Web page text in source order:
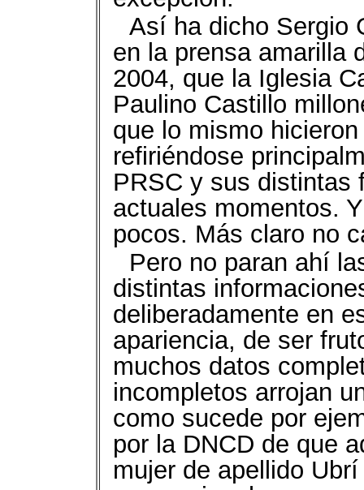
Así ha dicho Sergio
en la prensa amarilla
2004, que la Iglesia
Paulino Castillo
que lo mismo
refiriéndose
PRSC y sus distintas
actuales momentos.
pocos. Más claro no
Pero no paran ahí
distintas
deliberadamente en
apariencia, de ser
muchos datos
incompletos arrojan
como sucede por
por la DNCD de que
mujer de apellido